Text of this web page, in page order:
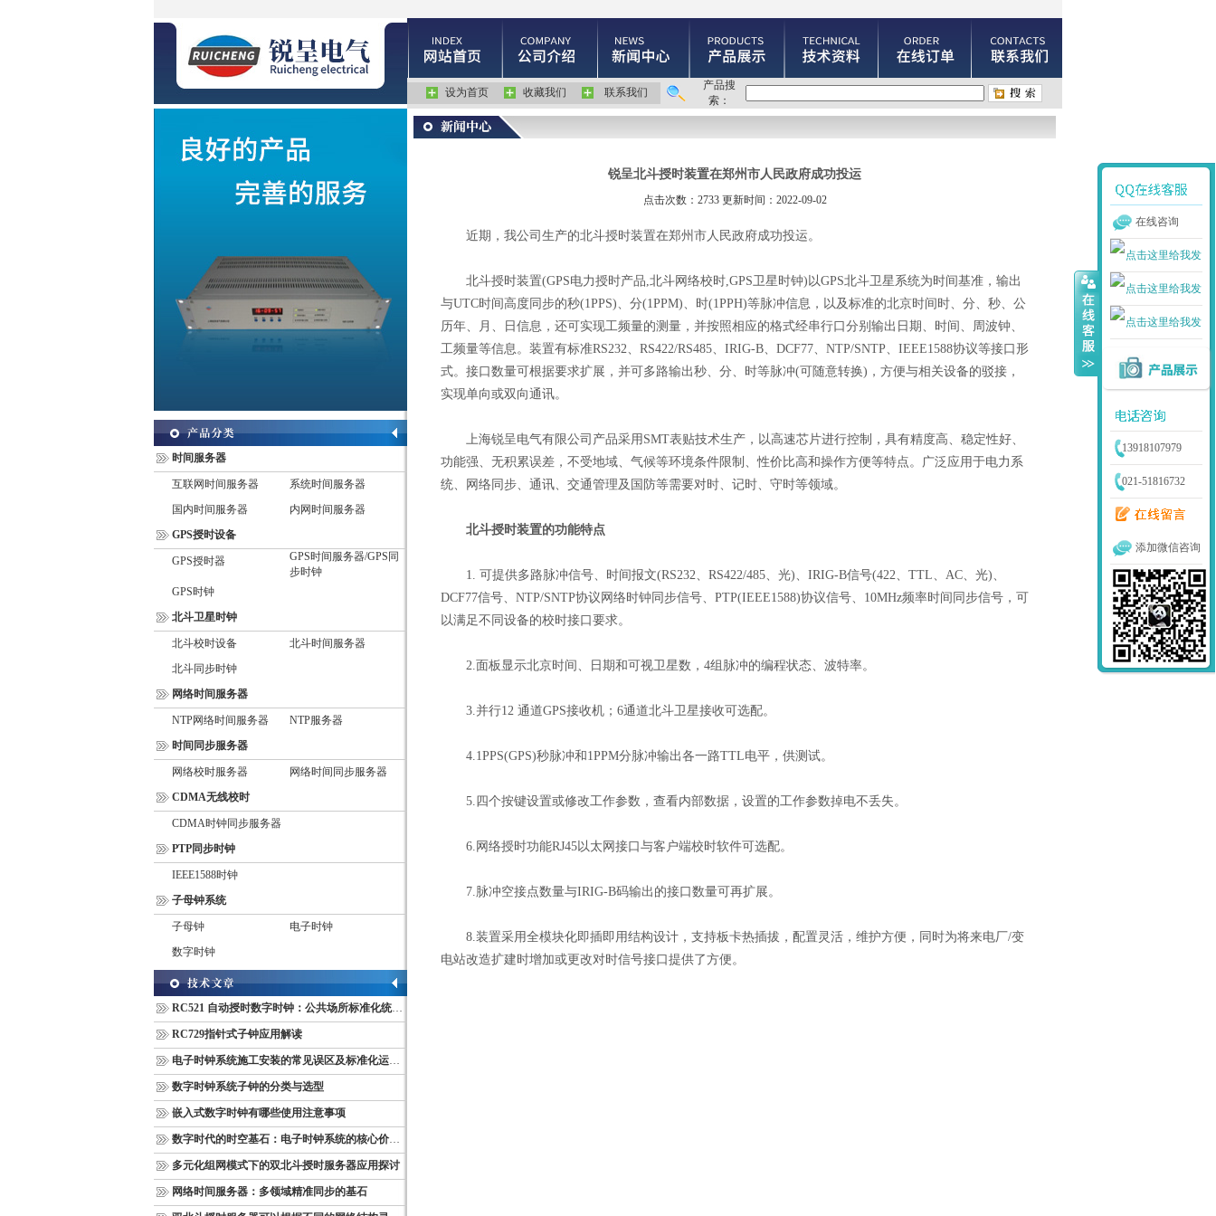
设为首页 收藏我们 联系我们
产品搜
索：
时间服务器
互联网时间服务器
系统时间服务器
国内时间服务器
内网时间服务器
GPS授时设备
GPS授时器
GPS时间服务器/GPS同
步时钟
GPS时钟
北斗卫星时钟
北斗校时设备
北斗时间服务器
北斗同步时钟
网络时间服务器
NTP网络时间服务器
NTP服务器
时间同步服务器
网络校时服务器
网络时间同步服务器
CDMA无线校时
CDMA时钟同步服务器
PTP同步时钟
IEEE1588时钟
子母钟系统
子母钟
电子时钟
数字时钟
RC521 自动授时数字时钟：公共场所标准化统一计时终端
RC729指针式子钟应用解读
电子时钟系统施工安装的常见误区及标准化运维管理规范
数字时钟系统子钟的分类与选型
嵌入式数字时钟有哪些使用注意事项
数字时代的时空基石：电子时钟系统的核心价值与多维意义
多元化组网模式下的双北斗授时服务器应用探讨
网络时间服务器：多领域精准同步的基石
锐呈北斗授时装置在郑州市人民政府成功投运
点击次数：2733 更新时间：2022-09-02
近期，我公司生产的北斗授时装置在郑州市人民政府成功投运。
北斗授时装置(GPS电力授时产品,北斗网络校时,GPS卫星时钟)以GPS北斗卫星系统为时间基准，输出
与UTC时间高度同步的秒(1PPS)、分(1PPM)、时(1PPH)等脉冲信息，以及标准的北京时间时、分、秒、公
历年、月、日信息，还可实现工频量的测量，并按照相应的格式经串行口分别输出日期、时间、周波钟、
工频量等信息。装置有标准RS232、RS422/RS485、IRIG-B、DCF77、NTP/SNTP、IEEE1588协议等接口形
式。接口数量可根据要求扩展，并可多路输出秒、分、时等脉冲(可随意转换)，方便与相关设备的驳接，
实现单向或双向通讯。
上海锐呈电气有限公司产品采用SMT表贴技术生产，以高速芯片进行控制，具有精度高、稳定性好、
功能强、无积累误差，不受地域、气候等环境条件限制、性价比高和操作方便等特点。广泛应用于电力系
统、网络同步、通讯、交通管理及国防等需要对时、记时、守时等领域。
北斗授时装置的功能特点
1. 可提供多路脉冲信号、时间报文(RS232、RS422/485、光)、IRIG-B信号(422、TTL、AC、光)、
DCF77信号、NTP/SNTP协议网络时钟同步信号、PTP(IEEE1588)协议信号、10MHz频率时间同步信号，可
以满足不同设备的校时接口要求。
2.面板显示北京时间、日期和可视卫星数，4组脉冲的编程状态、波特率。
3.并行12 通道GPS接收机；6通道北斗卫星接收可选配。
4.1PPS(GPS)秒脉冲和1PPM分脉冲输出各一路TTL电平，供测试。
5.四个按键设置或修改工作参数，查看内部数据，设置的工作参数掉电不丢失。
6.网络授时功能RJ45以太网接口与客户端校时软件可选配。
7.脉冲空接点数量与IRIG-B码输出的接口数量可再扩展。
8.装置采用全模块化即插即用结构设计，支持板卡热插拔，配置灵活，维护方便，同时为将来电厂/变
电站改造扩建时增加或更改对时信号接口提供了方便。
在线咨询
13918107979
021-51816732
添加微信咨询